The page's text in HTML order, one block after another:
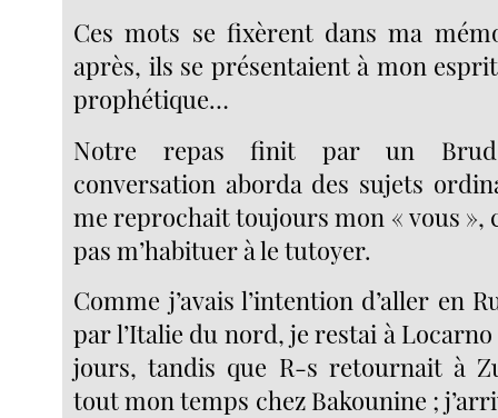
Ces mots se fixèrent dans ma
après, ils se présentaient à mon
prophétique…
Notre repas finit par un
conversation aborda des sujets
me reprochait toujours mon « vous »,
pas m’habituer à le tutoyer.
Comme j’avais l’intention d’aller en
par l’Italie du nord, je restai à
jours, tandis que R-s retournait à
tout mon temps chez Bakounine ;